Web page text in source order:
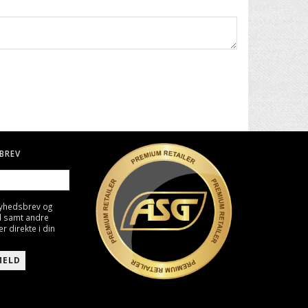
og
samt andre
direkte i din